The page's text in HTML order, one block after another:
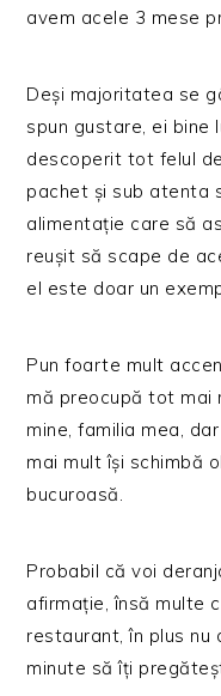
avem acele 3 mese
Deși majoritatea se
spun gustare, ei bine
descoperit tot felul
pachet și sub atenta
alimentație care să
reușit să scape de
el este doar un
Pun foarte mult
mă preocupă tot
mine, familia mea,
mai mult își schimbă
bucuroasă.
Probabil că voi
afirmație, însă multe
restaurant, în plus nu
minute să îți